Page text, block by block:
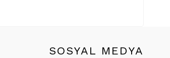
SOSYAL MEDYA